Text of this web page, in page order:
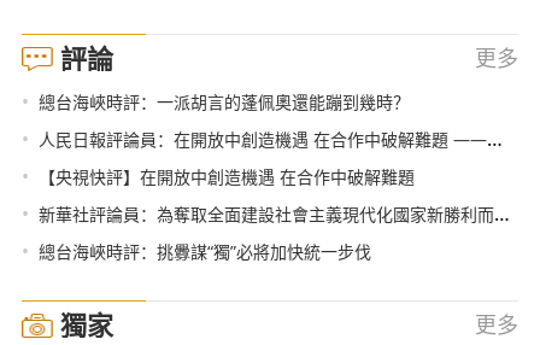
評論 更多
• 總台海峽時評：一派胡言的蓬佩奧還能蹦到幾時？
• 人民日報評論員：在開放中創造機遇 在合作中破解難題 ——論習近平主席在第三屆中國國際進口博覽會開幕式上主旨演講
• 【央視快評】在開放中創造機遇 在合作中破解難題
• 新華社評論員：為奪取全面建設社會主義現代化國家新勝利而奮鬥——學習貫徹黨的十九屆五中全會精神
• 總台海峽時評：挑釁謀“獨”必將加快統一步伐
獨家 更多